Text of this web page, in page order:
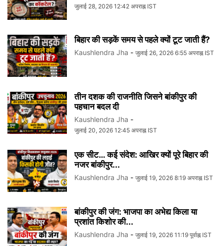
जुलाई 28, 2026 12:42 अपराह्न IST
बिहार की सड़कें समय से पहले क्यों टूट जाती हैं?
Kaushlendra Jha - जुलाई 26, 2026 6:55 अपराह्न IST
तीन दशक की राजनीति जिसने बांकीपुर की
पहचान बदल दी
Kaushlendra Jha -
जुलाई 20, 2026 12:45 अपराह्न IST
एक सीट… कई संदेश: आखिर क्यों पूरे बिहार की
नजर बांकीपुर...
Kaushlendra Jha - जुलाई 19, 2026 8:19 अपराह्न IST
बांकीपुर की जंग: भाजपा का अभेद्य किला या
प्रशांत किशोर की...
Kaushlendra Jha - जुलाई 19, 2026 11:19 पूर्वाह्न IST